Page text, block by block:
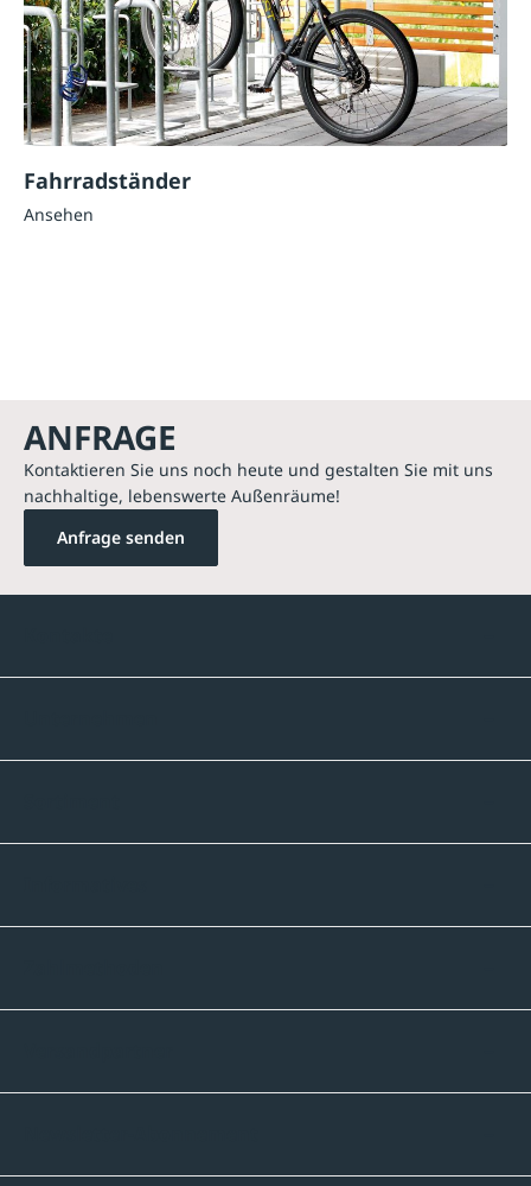
Fahrradständer
Ansehen
ANFRAGE
Kontaktieren Sie uns noch heute und gestalten Sie mit uns
nachhaltige, lebenswerte Außenräume!
Anfrage senden